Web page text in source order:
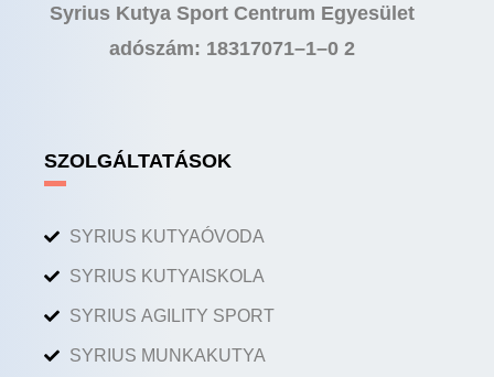
Syrius Kutya Sport Centrum Egyesület
adószám: 18317071–1–0 2
SZOLGÁLTATÁSOK
SYRIUS KUTYAÓVODA
SYRIUS KUTYAISKOLA
SYRIUS AGILITY SPORT
SYRIUS MUNKAKUTYA